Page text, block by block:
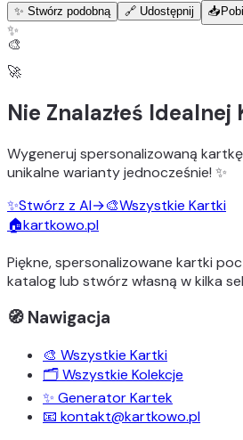
✨ Stwórz podobną 🔗 Udostępnij 📥
✨
🎨
🚀
Nie Znalazłeś Idealnej
Wygeneruj spersonalizowaną
unikalne wariantyjednocześnie! ✨
✨Stwórz z AI→🎨Wszystkie Kartki
🏠kartkowo.pl
Piękne, spersonalizowane kartki
katalog lub stwórz własną w kilka
🧭 Nawigacja
🎨 Wszystkie Kartki
🗂️ Wszystkie Kolekcje
✨ Generator Kartek
📧 kontakt@kartkowo.pl